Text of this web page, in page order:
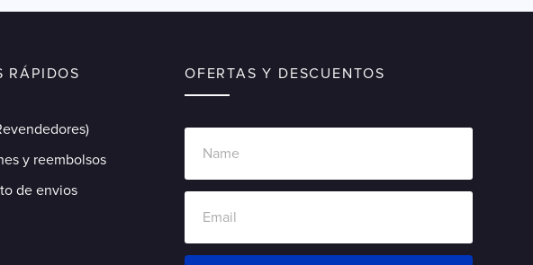
RÁPIDOS
y reembolsos
de envios
OFERTAS Y DESCUENTOS